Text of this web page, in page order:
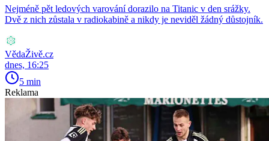
Nejméně pět ledových varování dorazilo na Titanic v den srážky.
Dvě z nich zůstala v radiokabině a nikdy je neviděl žádný důstojník.
VědaŽivě.cz
dnes, 16:25
5 min
Reklama